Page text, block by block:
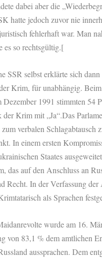
dabei aber die
hatte jedoch zuvor nie
fehlerhaft war. Man
es so rechtsgültig.[
SSR selbst erklärte sich
Krim, für unabhängig.
1991 stimmten 54
Krim mit „Ja“.Das
verbalen
In einem ersten
Staates
das auf den Anschluss an
Recht. In der Verfassung
als Sprachen
wurde am 16.
von 83,1 % dem amtlichen
aussprachen. Dem